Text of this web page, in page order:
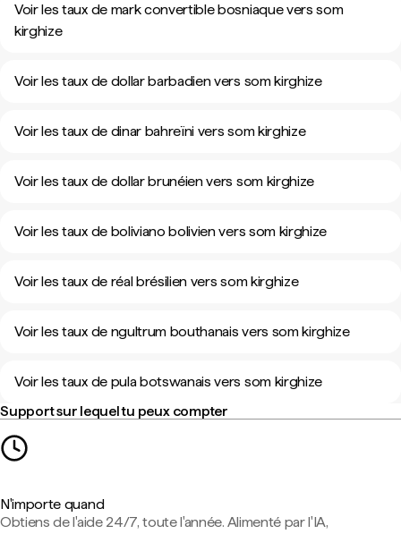
Voir les taux de mark convertible bosniaque vers som
kirghize
Voir les taux de dollar barbadien vers som kirghize
Voir les taux de dinar bahreïni vers som kirghize
Voir les taux de dollar brunéien vers som kirghize
Voir les taux de boliviano bolivien vers som kirghize
Voir les taux de réal brésilien vers som kirghize
Voir les taux de ngultrum bouthanais vers som kirghize
Voir les taux de pula botswanais vers som kirghize
Support sur lequel tu peux compter
N'importe quand
Obtiens de l'aide 24/7, toute l'année. Alimenté par l'IA,